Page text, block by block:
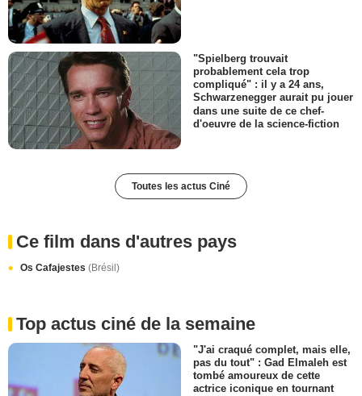
"Spielberg trouvait
probablement cela trop
compliqué" : il y a 24 ans,
Schwarzenegger aurait pu jouer
dans une suite de ce chef-
d'oeuvre de la science-fiction
Toutes les actus Ciné
Ce film dans d'autres pays
Os Cafajestes (Brésil)
Top actus ciné de la semaine
"J'ai craqué complet, mais elle,
pas du tout" : Gad Elmaleh est
tombé amoureux de cette
actrice iconique en tournant